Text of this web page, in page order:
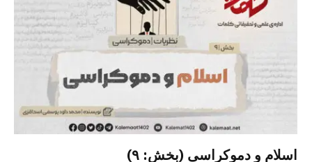
اسلام و دموکراسی (بخش: ۹)